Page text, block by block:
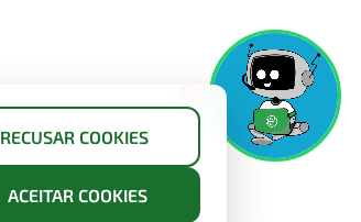
RECUSAR COOKIES
ACEITAR COOKIES